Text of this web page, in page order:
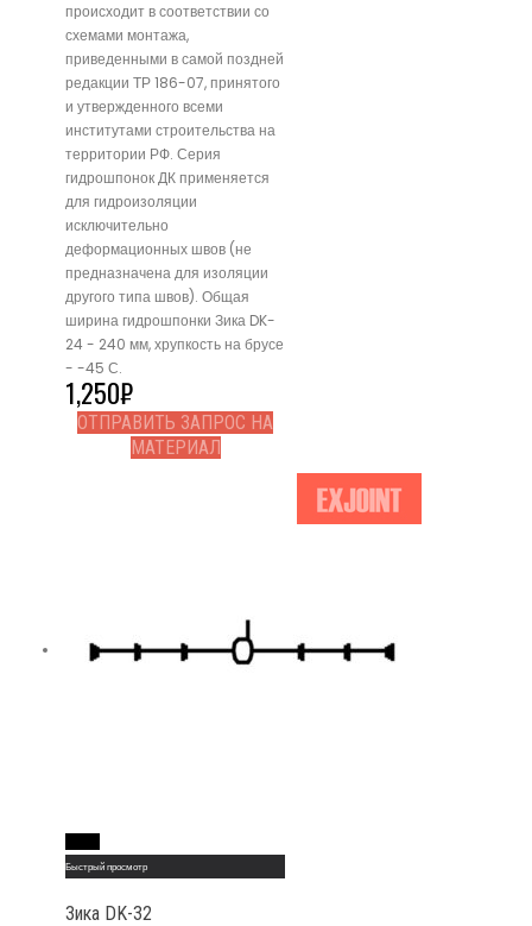
происходит в соответствии со
схемами монтажа,
приведенными в самой поздней
редакции ТР 186-07, принятого
и утвержденного всеми
институтами строительства на
территории РФ. Серия
гидрошпонок ДК применяется
для гидроизоляции
исключительно
деформационных швов (не
предназначена для изоляции
другого типа швов). Общая
ширина гидрошпонки Зика DK-
24 - 240 мм, хрупкость на брусе
- -45 С.
1,250₽
ОТПРАВИТЬ ЗАПРОС НА
МАТЕРИАЛ
Быстрый просмотр
Зика DK-32